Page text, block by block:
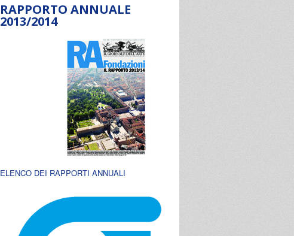
RAPPORTO ANNUALE
2013/2014
ELENCO DEI RAPPORTI ANNUALI